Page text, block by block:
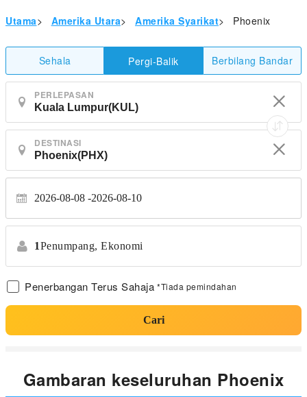
Utama> Amerika Utara> Amerika Syarikat> Phoenix
Sehala Pergi-Balik Berbilang Bandar
PERLEPASAN
DESTINASI
2026-08-08 2026-08-10
1Penumpang, Ekonomi
Penerbangan Terus Sahaja *Tiada pemindahan
Cari
Gambaran keseluruhan Phoenix